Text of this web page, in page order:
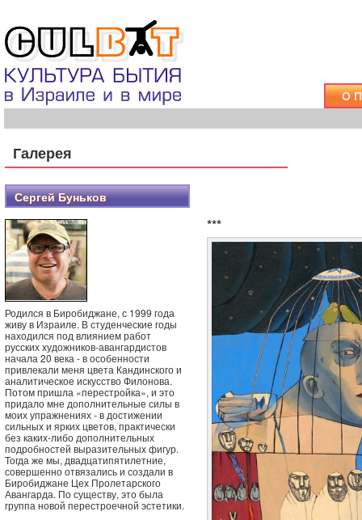
О
Галерея
Сергей Буньков
Родился в Биробиджане, с 1999 года
живу в Израиле. В студенческие годы
находился под влиянием работ
русских художников-авангардистов
начала 20 века - в особенности
привлекали меня цвета Кандинского и
аналитическое искусство Филонова.
Потом пришла «перестройка», и это
придало мне дополнительные силы в
моих упражнениях - в достижении
сильных и ярких цветов, практически
без каких-либо дополнительных
подробностей выразительных фигур.
Тогда же мы, двадцатипятилетние,
совершенно отвязались и создали в
Биробиджане Цех Пролетарского
Авангарда. По существу, это была
группа новой перестроечной эстетики.
***